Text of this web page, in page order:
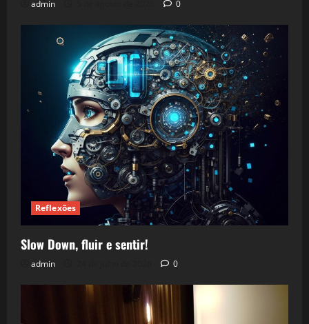
admin 0
Reflexões
Slow Down, fluir e sentir!
admin 0